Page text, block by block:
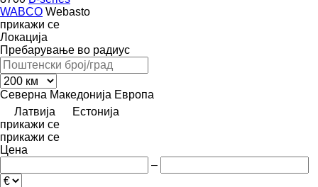
WABCO Webasto
прикажи се
Локација
Пребарување во радиус
Северна Македонија Европа
Латвија
Естонија
прикажи се
прикажи се
Цена
–